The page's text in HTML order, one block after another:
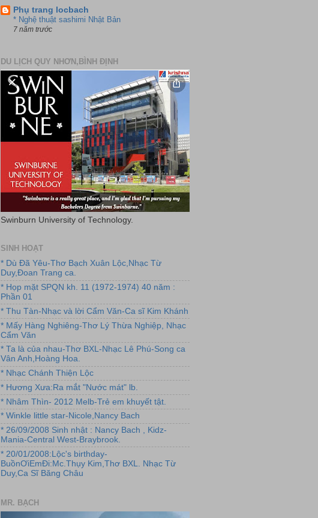
Phụ trang locbach
* Nghệ thuật sashimi Nhật Bản
7 năm trước
DU LỊCH QUY NHƠN,BÌNH ĐỊNH
Swinburn University of Technology.
SINH HOẠT
* Dù Đã Yêu-Thơ Bạch Xuân Lộc,Nhạc Từ
Duy,Đoan Trang ca.
* Họp mặt SPQN kh. 11 (1972-1974) 40 năm :
Phần 01
* Thu Tàn-Nhạc và lời Cẩm Văn-Ca sĩ Kim Khánh
* Mấy Hàng Nghiêng-Thơ Lý Thừa Nghiệp, Nhạc
Cẩm Văn
* Ta là của nhau-Thơ BXL-Nhạc Lê Phú-Song ca
Vân Anh,Hoàng Hoa.
* Nhạc Chánh Thiện Lộc
* Hương Xưa:Ra mắt "Nước mát" lb.
* Nhâm Thìn- 2012 Melb-Trẻ em khuyết tật.
* Winkle little star-Nicole,Nancy Bach
* 26/09/2008 Sinh nhật : Nancy Bach , Kidz-
Mania-Central West-Braybrook.
* 20/01/2008:Lộc's birthday-
BuồnƠiEmĐi:Mc.Thụy Kim,Thơ BXL. Nhạc Từ
Duy,Ca Sĩ Băng Châu
MR. BẠCH